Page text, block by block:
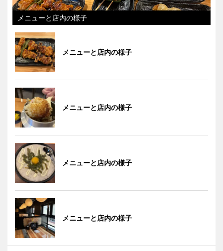
メニューと店内の様子
メニューと店内の様子
メニューと店内の様子
メニューと店内の様子
メニューと店内の様子